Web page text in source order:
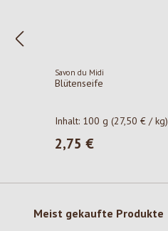
Savon du Midi
Blütenseife
Inhalt: 100 g(27,50 € / kg)
Regulärer Preis:
2,75 €
Produktgalerie überspringen
Meist gekaufte Produkte